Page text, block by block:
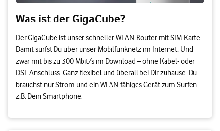
Was ist der GigaCube?
Der GigaCube ist unser schneller WLAN-Router mit SIM-Karte.
Damit surfst Du über unser Mobilfunknetz im Internet. Und
zwar mit bis zu 300 Mbit/s im Download – ohne Kabel- oder
DSL-Anschluss. Ganz flexibel und überall bei Dir zuhause. Du
brauchst nur Strom und ein WLAN-fähiges Gerät zum Surfen –
z.B. Dein Smartphone.